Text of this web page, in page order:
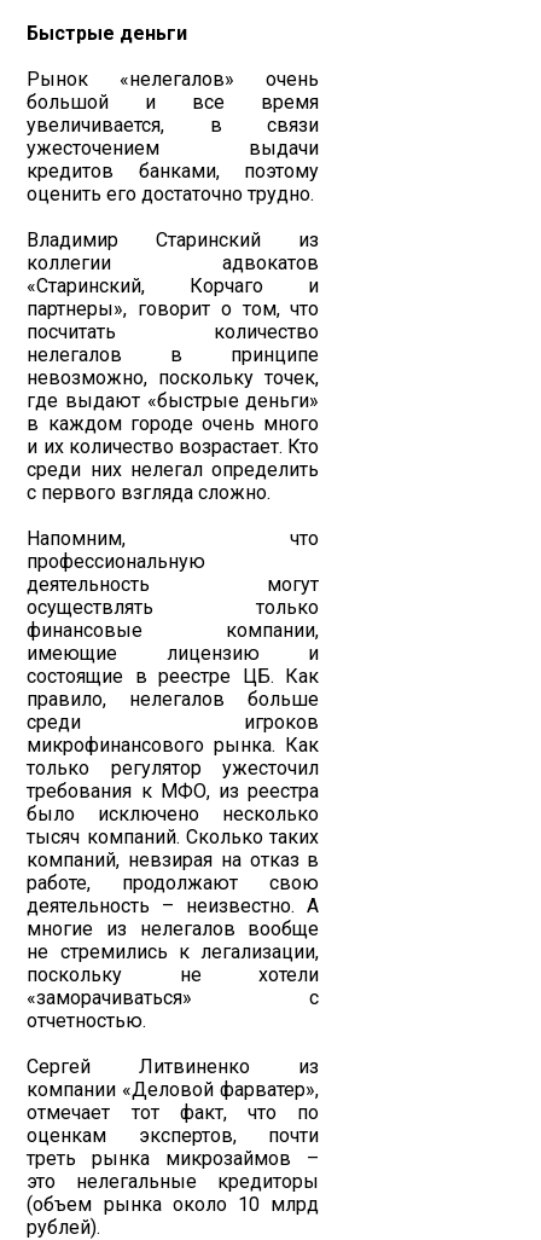
Быстрые деньги
Рынок «нелегалов» очень
большой и все время
увеличивается, в связи
ужесточением выдачи
кредитов банками, поэтому
оценить его достаточно трудно.
Владимир Старинский из
коллегии адвокатов
«Старинский, Корчаго и
партнеры», говорит о том, что
посчитать количество
нелегалов в принципе
невозможно, поскольку точек,
где выдают «быстрые деньги»
в каждом городе очень много
и их количество возрастает. Кто
среди них нелегал определить
с первого взгляда сложно.
Напомним, что
профессиональную
деятельность могут
осуществлять только
финансовые компании,
имеющие лицензию и
состоящие в реестре ЦБ. Как
правило, нелегалов больше
среди игроков
микрофинансового рынка. Как
только регулятор ужесточил
требования к МФО, из реестра
было исключено несколько
тысяч компаний. Сколько таких
компаний, невзирая на отказ в
работе, продолжают свою
деятельность – неизвестно. А
многие из нелегалов вообще
не стремились к легализации,
поскольку не хотели
«заморачиваться» с
отчетностью.
Сергей Литвиненко из
компании «Деловой фарватер»,
отмечает тот факт, что по
оценкам экспертов, почти
треть рынка микрозаймов –
это нелегальные кредиторы
(объем рынка около 10 млрд
рублей).